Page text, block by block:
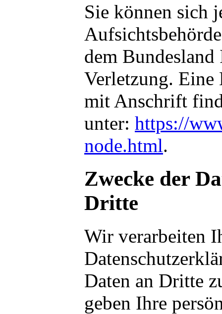
Sie können sich
dem
Verletzung.
mit Anschrift
unter: https://
node.html.
Zwecke der
Dritte
Wir verarbeiten
Daten an Dritte
geben Ihre